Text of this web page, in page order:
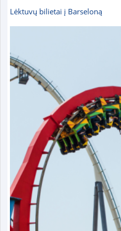
Lėktuvų bilietai į Barseloną